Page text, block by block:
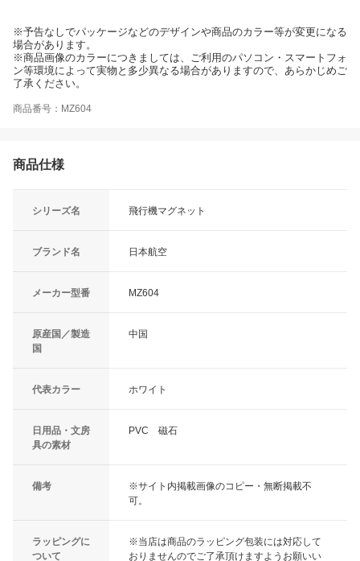
※予告なしでパッケージなどのデザインや商品のカラー等が変更になる
場合があります。
※商品画像のカラーにつきましては、ご利用のパソコン・スマートフォ
ン等環境によって実物と多少異なる場合がありますので、あらかじめご
了承ください。
商品番号：MZ604
商品仕様
シリーズ名 飛行機マグネット
ブランド名 日本航空
メーカー型番 MZ604
原産国／製造
国
中国
代表カラー ホワイト
日用品・文房
具の素材
PVC 磁石
備考
※サイト内掲載画像のコピー・無断掲載不
可。
ラッピングに
ついて
※当店は商品のラッピング包装には対応して
おりませんのでご了承頂けますようお願いい